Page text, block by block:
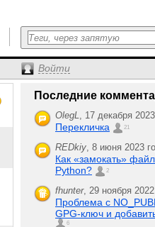
Войти
Последние
OlegL, 17 декабря
Перекличка 21
REDkiy, 8 июня 2023
Как «замокать»
Python?
2
fhunter, 29 ноября
Проблема с
GPG-ключ и
6